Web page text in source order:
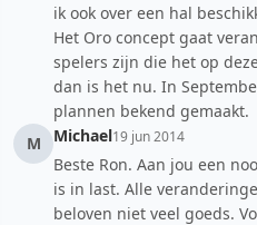
ik ook over een hal
Het Oro concept gaat
spelers zijn die het op
dan is het nu. In
plannen bekend gemaakt.
M
Michael19 jun 2014
Beste Ron. Aan jou een
is in last. Alle
beloven niet veel goeds.